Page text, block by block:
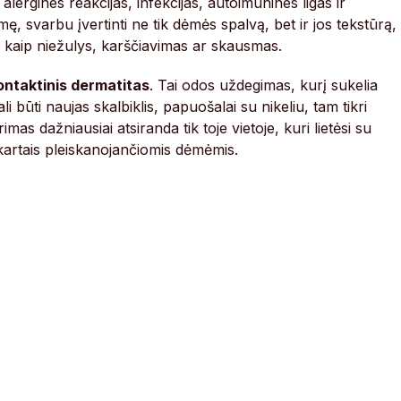
svarbu įvertinti ne tik dėmės spalvą, bet ir jos tekstūrą,
niežulys, karščiavimas ar skausmas.
dermatitas. Tai odos uždegimas, kurį sukelia
būti naujas skalbiklis, papuošalai su nikeliu, tam tikri
dažniausiai atsiranda tik toje vietoje, kuri lietėsi su
pleiskanojančiomis dėmėmis.